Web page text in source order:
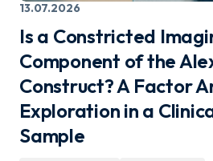
13.07.2026
Is a Constricted
Component of the
Construct? A Factor
Exploration in a
Sample